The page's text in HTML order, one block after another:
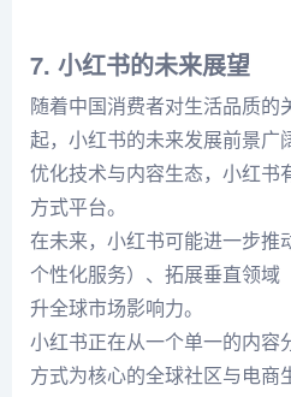
7. 小红书的未来展望
随着中国消费者对生活品质的
起，小红书的未来发展前景广
优化技术与内容生态，小红书
方式平台。
在未来，小红书可能进一步推
个性化服务）、拓展垂直领域
升全球市场影响力。
小红书正在从一个单一的内容
方式为核心的全球社区与电商